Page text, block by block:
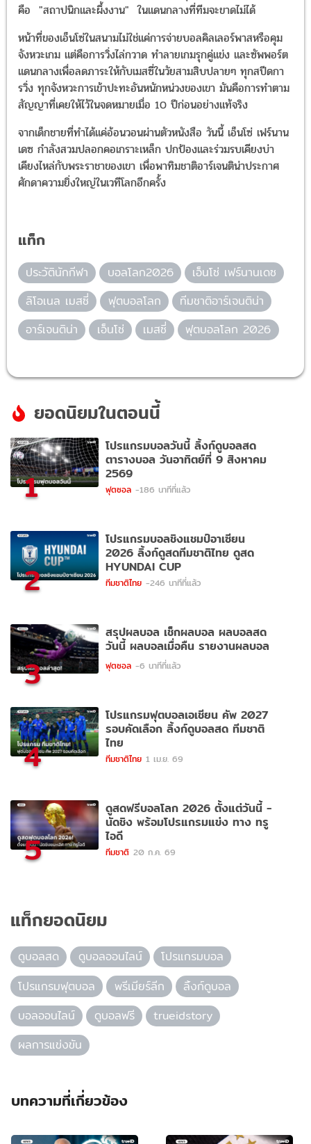
คือ "สถาปนิกและผึ้งงาน" ในแดนกลางที่ทีมจะขาดไม่ได้
หน้าที่ของเอ็นโซ่ในสนามไม่ใช่แค่การจ่ายบอลคิลเลอร์พาสหรือคุม
จังหวะเกม แต่คือการวิ่งไล่กวาด ทำลายเกมรุกคู่แข่ง และซัพพอร์ต
แดนกลางเพื่อลดภาระให้กับเมสซี่ในวัยสามสิบปลายๆ ทุกสปีดกา
รวิ่ง ทุกจังหวะการเข้าปะทะอันหนักหน่วงของเขา มันคือการทำตาม
สัญญาที่เคยให้ไว้ในจดหมายเมื่อ 10 ปีก่อนอย่างแท้จริง
จากเด็กชายที่ทำได้แค่อ้อนวอนผ่านตัวหนังสือ วันนี้ เอ็นโซ่ เฟร์นาน
เดซ กำลังสวมปลอกคอเกราะเหล็ก ปกป้องและร่วมรบเคียงบ่า
เคียงไหล่กับพระราชาของเขา เพื่อพาทิมชาติอาร์เจนติน่าประกาศ
ศักดาความยิ่งใหญ่ในเวทีโลกอีกครั้ง
แท็ก
ประวัตินักกีฬา บอลโลก2026
เอ็นโซ่ เฟร์นานเดซ
ลิโอเนล เมสซี่
ฟุตบอลโลก
ทีมชาติอาร์เจนติน่า
อาร์เจนติน่า
เอ็นโซ่ เมสซี่ ฟุตบอลโลก 2026
ยอดนิยมในตอนนี้
1
โปรแกรมบอลวันนี้ ลิ้งก์ดูบอลสด
ตารางบอล วันอาทิตย์ที่ 9 สิงหาคม
2569
ฟุตซอล -186 นาทีที่แล้ว
2
โปรแกรมบอลชิงแชมป์อาเซียน
2026 ลิ้งก์ดูสดทีมชาติไทย ดูสด
HYUNDAI CUP
ทีมชาติไทย -246 นาทีที่แล้ว
3
สรุปผลบอล เช็กผลบอล ผลบอลสด
วันนี้ ผลบอลเมื่อคืน รายงานผลบอล
ฟุตซอล -6 นาทีที่แล้ว
4
โปรแกรมฟุตบอลเอเชียน คัพ 2027
รอบคัดเลือก ลิ้งก์ดูบอลสด ทีมชาติ
ไทย
ทีมชาติไทย 1 เม.ย. 69
5
ดูสดฟรีบอลโลก 2026 ตั้งแต่วันนี้ -
นัดชิง พร้อมโปรแกรมแข่ง ทาง ทรู
ไอดี
ทีมชาติ 20 ก.ค. 69
แท็กยอดนิยม
ดูบอลสด ดูบอลออนไลน์
โปรแกรมบอล
โปรแกรมฟุตบอล
พรีเมียร์ลีก
ลิ้งก์ดูบอล
บอลออนไลน์
ดูบอลฟรี
trueidstory
ผลการแข่งขัน
บทความที่เกี่ยวข้อง